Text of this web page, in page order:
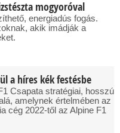
mogyoróval
energiadús fogás.
akik imádják a
a híres kék festésbe
Csapata stratégiai, hosszú
amelynek értelmében az
cég 2022-től az Alpine F1